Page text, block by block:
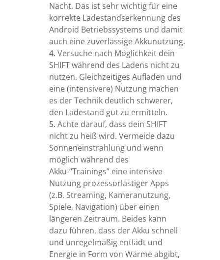
Nacht. Das ist sehr wichtig für eine
korrekte Ladestandserkennung des
Android Betriebssystems und damit
auch eine zuverlässige Akkunutzung.
Versuche nach Möglichkeit dein
SHIFT während des Ladens nicht zu
nutzen. Gleichzeitiges Aufladen und
eine (intensivere) Nutzung machen
es der Technik deutlich schwerer,
den Ladestand gut zu ermitteln.
Achte darauf, dass dein SHIFT
nicht zu heiß wird. Vermeide dazu
Sonneneinstrahlung und wenn
möglich während des
Akku-“Trainings” eine intensive
Nutzung prozessorlastiger Apps
(z.B. Streaming, Kameranutzung,
Spiele, Navigation) über einen
längeren Zeitraum. Beides kann
dazu führen, dass der Akku schnell
und unregelmäßig entlädt und
Energie in Form von Wärme abgibt,